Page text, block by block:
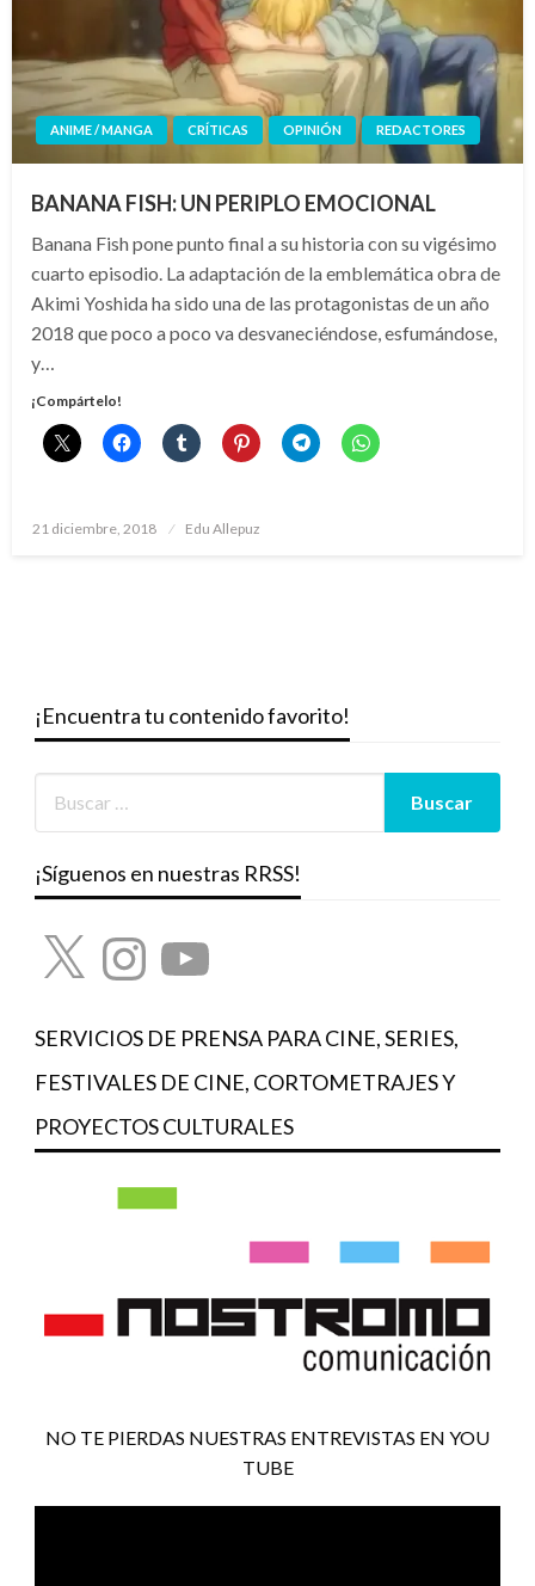
ANIME / MANGA CRÍTICAS OPINIÓN REDACTORES
BANANA FISH: UN PERIPLO EMOCIONAL
Banana Fish pone punto final a su historia con su vigésimo
cuarto episodio. La adaptación de la emblemática obra de
Akimi Yoshida ha sido una de las protagonistas de un año
2018 que poco a poco va desvaneciéndose, esfumándose,
y…
¡Compártelo!
Publicado
21 diciembre, 2018 Edu Allepuz
¡Encuentra tu contenido favorito!
¡Síguenos en nuestras RRSS!
X InstagramYouTube
SERVICIOS DE PRENSA PARA CINE, SERIES,
FESTIVALES DE CINE, CORTOMETRAJES Y
PROYECTOS CULTURALES
NO TE PIERDAS NUESTRAS ENTREVISTAS EN YOU
TUBE